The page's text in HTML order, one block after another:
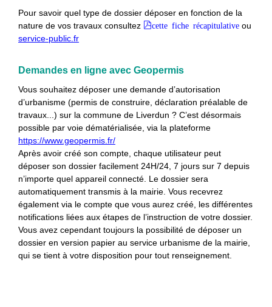
Pour savoir quel type de dossier déposer en fonction de la
nature de vos travaux consultez
cette fiche récapitulative ou
service-public.fr
Demandes en ligne avec Geopermis
Vous souhaitez déposer une demande d’autorisation
d’urbanisme (permis de construire, déclaration préalable de
travaux...) sur la commune de Liverdun ? C’est désormais
possible par voie dématérialisée, via la plateforme
https://www.geopermis.fr/
Après avoir créé son compte, chaque utilisateur peut
déposer son dossier facilement 24H/24, 7 jours sur 7 depuis
n’importe quel appareil connecté. Le dossier sera
automatiquement transmis à la mairie. Vous recevrez
également via le compte que vous aurez créé, les différentes
notifications liées aux étapes de l’instruction de votre dossier.
Vous avez cependant toujours la possibilité de déposer un
dossier en version papier au service urbanisme de la mairie,
qui se tient à votre disposition pour tout renseignement.